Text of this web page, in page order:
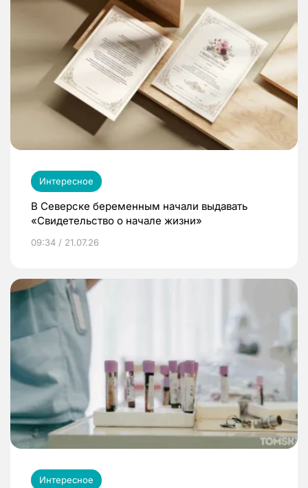
Интересное
В Северске беременным начали выдавать
«Свидетельство о начале жизни»
09:34 / 21.07.26
Интересное